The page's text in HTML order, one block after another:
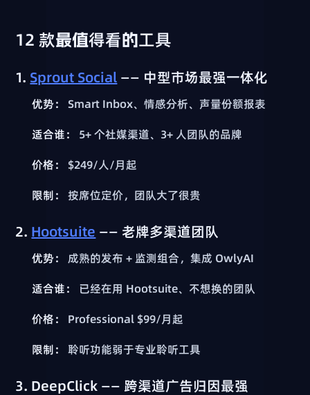
12 款最值得看的工具
1. Sprout Social —— 中型市场最强一体化
优势：
Smart Inbox、情感分析、声量份额报表
适合谁：
5+ 个社媒渠道、3+ 人团队的品牌
价格：
$249/人/月起
限制：
按席位定价，团队大了很贵
2. Hootsuite —— 老牌多渠道团队
优势：
成熟的发布 + 监测组合，集成 OwlyAI
适合谁：
已经在用 Hootsuite、不想换的团队
价格：
Professional $99/月起
限制：
聆听功能弱于专业聆听工具
3. DeepClick —— 跨渠道广告归因最强